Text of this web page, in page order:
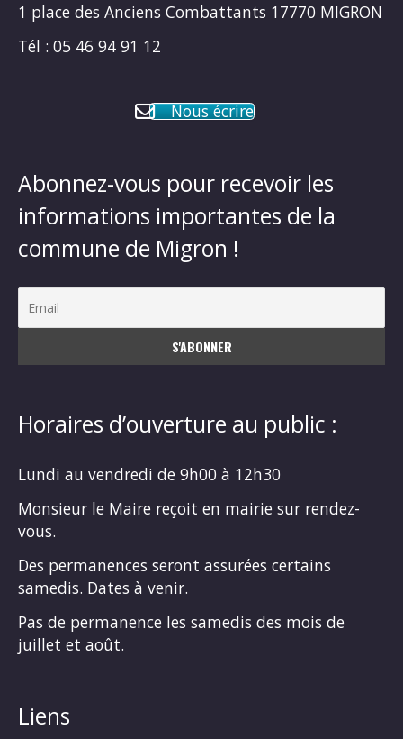
1 place des Anciens Combattants 17770 MIGRON
Tél : 05 46 94 91 12
Nous écrire
Abonnez-vous pour recevoir les
informations importantes de la
commune de Migron !
Horaires d’ouverture au public :
Lundi au vendredi de 9h00 à 12h30
Monsieur le Maire reçoit en mairie sur rendez-
vous.
Des permanences seront assurées certains
samedis. Dates à venir.
Pas de permanence les samedis des mois de
juillet et août.
Liens